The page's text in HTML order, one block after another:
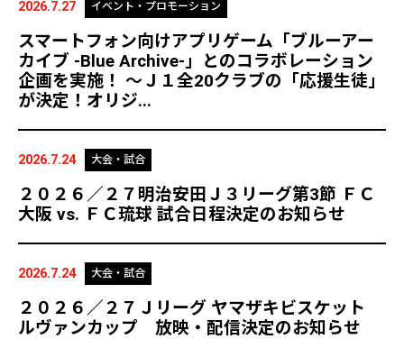
2026.7.27 イベント・プロモーション
スマートフォン向けアプリゲーム「ブルーアー
カイブ -Blue Archive-」とのコラボレーション
企画を実施！ ～Ｊ１全20クラブの「応援生徒」
が決定！オリジ...
2026.7.24 大会・試合
２０２６／２７明治安田Ｊ３リーグ第3節 ＦＣ
大阪 vs. ＦＣ琉球 試合日程決定のお知らせ
2026.7.24 大会・試合
２０２６／２７Ｊリーグ ヤマザキビスケット
ルヴァンカップ 放映・配信決定のお知らせ